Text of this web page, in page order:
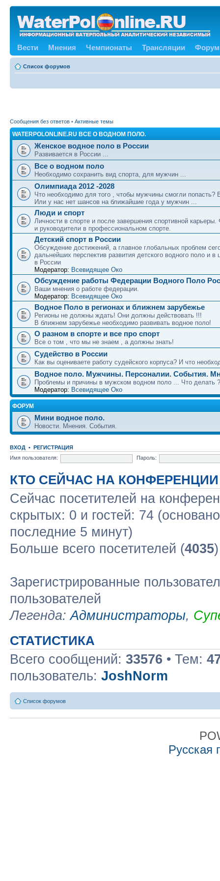
Вести Мнения Чемпионаты Трансляции Форум
Список форумов
Сообщения без ответов • Активные темы
WATERPOLONLINE.RU ВСЕ О ВОДНОМ ПОЛО.
Женское водное поло в России
Развивается в России ...
Все о водном поло
Необходимо сохранить вид спорта, для мужчин ...
Олимпиада 2012 -2028
Что необходимо для того , чтобы мужчины смогли попасть?
Или у нас нет шансов на ближайшие года у мужчин ...
Люди и спорт
Личности в спорте и после завершения спортивной карьеры.
и руководители в профессиональном спорте.
Детский спорт в России
Обсуждение достижений, а главное глобальных проблем
дальнейших перспектив развития детского водного поло и в
в России
Модератор: Всевидящее Око
Обсуждение работы Федерации Водного Поло
Ваши мнения о работе федерации.
Модератор: Всевидящее Око
Водное Поло в регионах и ближнем зарубежье
Регионы не должны ждать! Они должны действовать !!!
В ближнем зарубежье необходимо развивать водное поло!
О разном в спорте и все про спорт
Все о том , что мы не знаем , а должны знать!
Судейство в России
Как вы оцениваете работу судейского корпуса? И что
Водное поло. Мужчины. Персоналии. События.
Проблемы и причины в мужском водном поло ... Что делать ?
Модератор: Всевидящее Око
ФОРУМ
Мини водное поло.
Новости. Мнения. События.
ВХОД • РЕГИСТРАЦИЯ
Имя пользователя:
Пароль:
КТО СЕЙЧАС НА КОНФЕРЕНЦИИ
Сейчас посетителей на
скрытых: 0 и гостей: 74
последние 5 минут)
Больше всего посетителей (4035
Зарегистрированные
пользователей
Легенда:Администраторы,
СТАТИСТИКА
Всего сообщений: 33576 • Тем:
пользователь: JoshNorm
Список форумов
Русская